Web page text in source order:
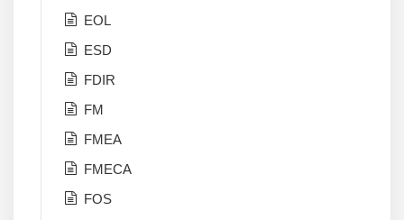
EOL
ESD
FDIR
FM
FMEA
FMECA
FOS